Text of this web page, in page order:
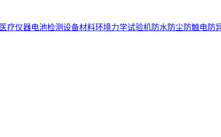
医疗仪器电池检测设备材料环境力学试验机防水防尘防触电防